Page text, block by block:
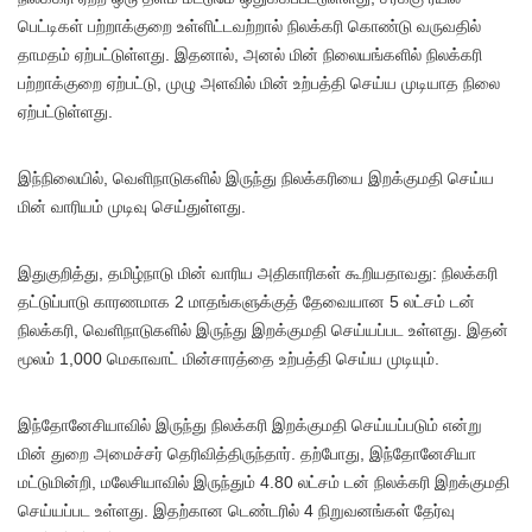
பெட்டிகள் பற்றாக்குறை உள்ளிட்டவற்றால் நிலக்கரி கொண்டு வருவதில்
தாமதம் ஏற்பட்டுள்ளது. இதனால், அனல் மின் நிலையங்களில் நிலக்கரி
பற்றாக்குறை ஏற்பட்டு, முழு அளவில் மின் உற்பத்தி செய்ய முடியாத நிலை
ஏற்பட்டுள்ளது.
இந்நிலையில், வெளிநாடுகளில் இருந்து நிலக்கரியை இறக்குமதி செய்ய
மின் வாரியம் முடிவு செய்துள்ளது.
இதுகுறித்து, தமிழ்நாடு மின் வாரிய அதிகாரிகள் கூறியதாவது: நிலக்கரி
தட்டுப்பாடு காரணமாக 2 மாதங்களுக்குத் தேவையான 5 லட்சம் டன்
நிலக்கரி, வெளிநாடுகளில் இருந்து இறக்குமதி செய்யப்பட உள்ளது. இதன்
மூலம் 1,000 மெகாவாட் மின்சாரத்தை உற்பத்தி செய்ய முடியும்.
இந்தோனேசியாவில் இருந்து நிலக்கரி இறக்குமதி செய்யப்படும் என்று
மின் துறை அமைச்சர் தெரிவித்திருந்தார். தற்போது, இந்தோனேசியா
மட்டுமின்றி, மலேசியாவில் இருந்தும் 4.80 லட்சம் டன் நிலக்கரி இறக்குமதி
செய்யப்பட உள்ளது. இதற்கான டெண்டரில் 4 நிறுவனங்கள் தேர்வு